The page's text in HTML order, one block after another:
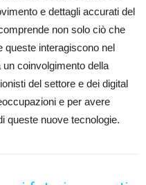
e dettagli accurati del
non solo ciò che
queste interagiscono nel
coinvolgimento della
del settore e dei digital
e per avere
queste nuove tecnologie.